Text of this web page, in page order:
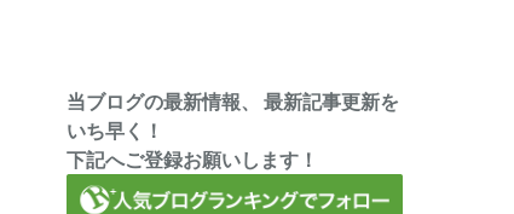
当ブログの最新情報、 最新記事更新を
いち早く！
下記へご登録お願いします！